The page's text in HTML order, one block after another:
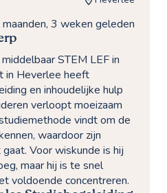
3 weken geleden
STEM LEF in
in Heverlee heeft
en inhoudelijke hulp
verloopt moeizaam
vindt om de
waardoor zijn
Voor wiskunde is hij
maar hij is te snel
voldoende concentreren.